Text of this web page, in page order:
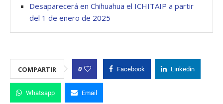
Desaparecerá en Chihuahua el ICHITAIP a partir
del 1 de enero de 2025
COMPARTIR 0 Facebook Linkedin
Whatsapp Email